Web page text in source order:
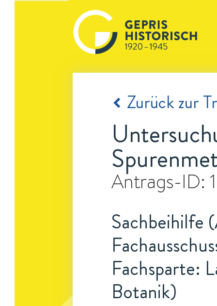
Zurück zur
Antrags-ID:
Sachbeihilfe
Fachsparte:
Botanik)